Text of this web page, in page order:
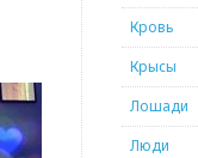
Кровь
Крысы
Лошади
Люди